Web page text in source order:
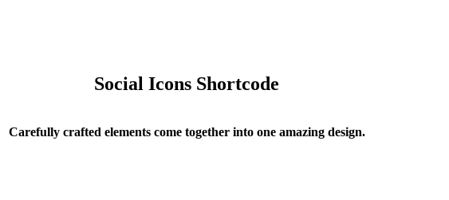
Social Icons Shortcode
Carefully crafted elements come together into one amazing design.